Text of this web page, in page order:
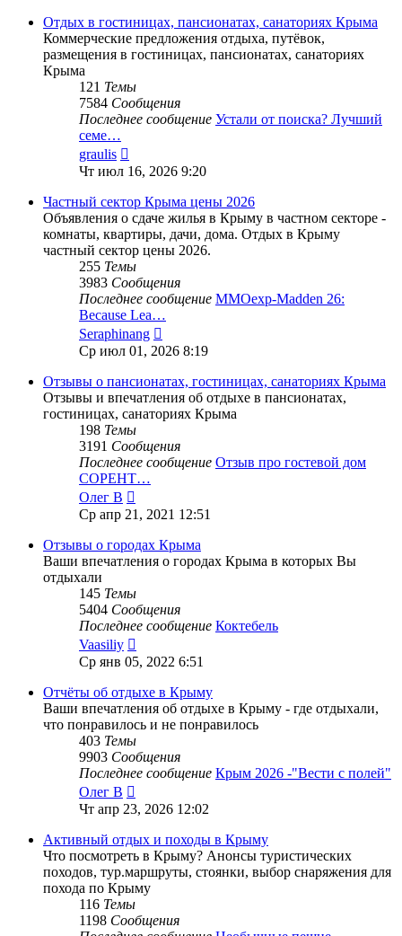
сообщению
Отдых в гостиницах, пансионатах, санаториях Крыма
Коммерческие предложения отдыха, путёвок,
размещения в гостиницах, пансионатах, санаториях
Крыма
121 Темы
7584 Сообщения
Последнее сообщение Устали от поиска? Лучший
семе…
graulis
к
последнему
сообщению
Чт июл 16, 2026 9:20
Частный сектор Крыма цены 2026
Объявления о сдаче жилья в Крыму в частном секторе -
комнаты, квартиры, дачи, дома. Отдых в Крыму
частный сектор цены 2026.
255 Темы
3983 Сообщения
Последнее сообщение MMOexp-Madden 26:
Because Lea…
Seraphinang
к
сообщению
Ср июл 01, 2026 8:19
Отзывы о пансионатах, гостиницах, санаториях Крыма
Отзывы и впечатления об отдыхе в пансионатах,
гостиницах, санаториях Крыма
198 Темы
3191 Сообщения
Последнее сообщение Отзыв про гостевой дом
СОРЕНТ…
Олег В
к
последнему
сообщению
Ср апр 21, 2021 12:51
Отзывы о городах Крыма
Ваши впечатления о городах Крыма в которых Вы
отдыхали
145 Темы
5404 Сообщения
Последнее сообщение Коктебель
Vaasiliy
к
последнему
сообщению
Ср янв 05, 2022 6:51
Отчёты об отдыхе в Крыму
Ваши впечатления об отдыхе в Крыму - где отдыхали,
что понравилось и не понравилось
403 Темы
9903 Сообщения
Последнее сообщение Крым 2026 -"Вести с полей"
Олег В
к
последнему
сообщению
Чт апр 23, 2026 12:02
Активный отдых и походы в Крыму
Что посмотреть в Крыму? Анонсы туристических
походов, тур.маршруты, стоянки, выбор снаряжения для
похода по Крыму
116 Темы
1198 Сообщения